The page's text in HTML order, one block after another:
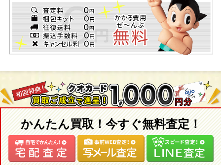
かんたん買取！今すぐ無料査定！